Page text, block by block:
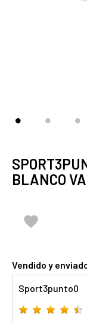
BLANCO

Vendido y
Sport3punto0